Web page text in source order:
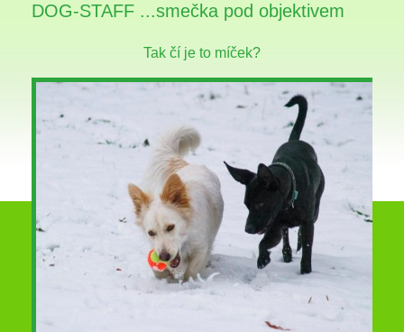
DOG-STAFF ...smečka pod objektivem
Tak čí je to míček?